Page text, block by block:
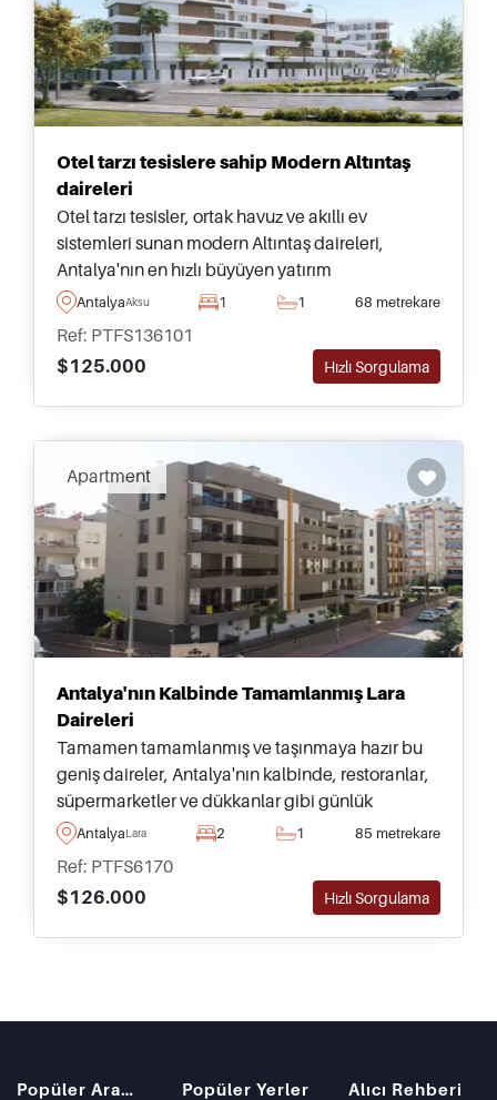
Otel tarzı tesislere sahip Modern Altıntaş
daireleri
Otel tarzı tesisler, ortak havuz ve akıllı ev
sistemleri sunan modern Altıntaş daireleri,
Antalya'nın en hızlı büyüyen yatırım
bölgelerinden birinde, havalimanı bağlantıları ve
AntalyaAksu 1 1 68 metrekare
Ref: PTFS136101
$125.000
Hızlı Sorgulama
Apartment
Antalya'nın Kalbinde Tamamlanmış Lara
Daireleri
Tamamen tamamlanmış ve taşınmaya hazır bu
geniş daireler, Antalya'nın kalbinde, restoranlar,
süpermarketler ve dükkanlar gibi günlük
olanaklara sadece birkaç dakika mesafede yer
bulunmaktadır.
AntalyaLara 2 1 85 metrekare
Ref: PTFS6170
$126.000
Hızlı Sorgulama
Popüler Aramalar Popüler Yerler Alıcı Rehberi